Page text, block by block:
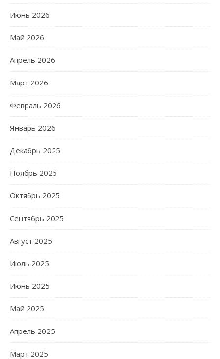
Июнь 2026
Май 2026
Апрель 2026
Март 2026
Февраль 2026
Январь 2026
Декабрь 2025
Ноябрь 2025
Октябрь 2025
Сентябрь 2025
Август 2025
Июль 2025
Июнь 2025
Май 2025
Апрель 2025
Март 2025